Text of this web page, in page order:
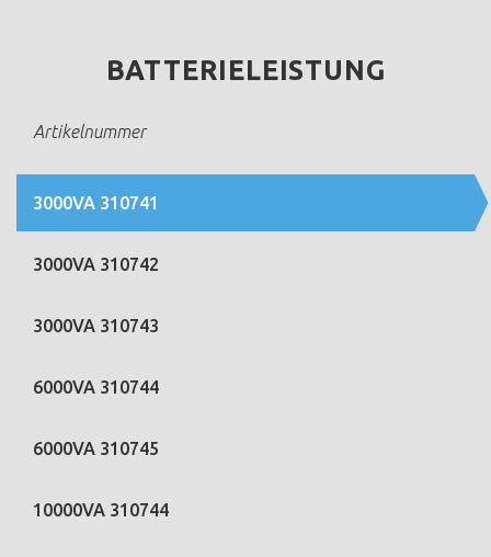
BATTERIELEISTUNG
Artikelnummer
3000VA 310741
3000VA 310742
3000VA 310743
6000VA 310744
6000VA 310745
10000VA 310744